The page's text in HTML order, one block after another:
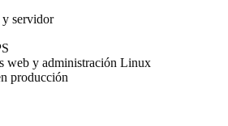
y servidor
web y administración Linux
producción